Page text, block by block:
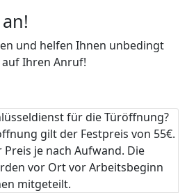
und helfen Ihnen unbedingt
Ihren Anruf!
für die Türöffnung?
gilt der Festpreis von 55€.
je nach Aufwand. Die
vor Ort vor Arbeitsbeginn
mitgeteilt.